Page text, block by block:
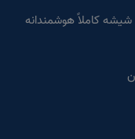
شیشه کاملاً هوشمندانه